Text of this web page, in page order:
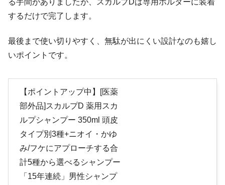
る手間がありましたが、スカルプDは専用ホルダーに装着
するだけで完了します。
最後まで使い切りやすく、無駄が出にくい設計なのも嬉し
いポイントです。
【ポイントアップ中】[医薬
部外品]スカルプD 薬用スカ
ルプシャンプー 350ml 頭皮
タイプ別3種+ニオイ・かゆ
み/フケにアプローチする合
計5種から選べるシャンプー
「15年連続」男性シャンプ